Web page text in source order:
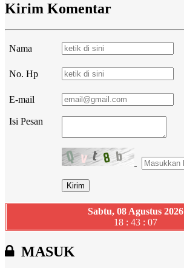
Kirim Komentar
Nama
No. Hp
E-mail
Isi Pesan
Sabtu, 08 Agustus 2026
18 : 43 : 08
MASUK